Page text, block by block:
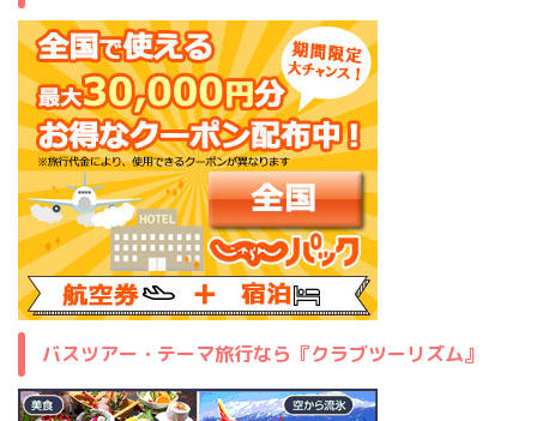
バスツアー・テーマ旅行なら『クラブツーリズム』